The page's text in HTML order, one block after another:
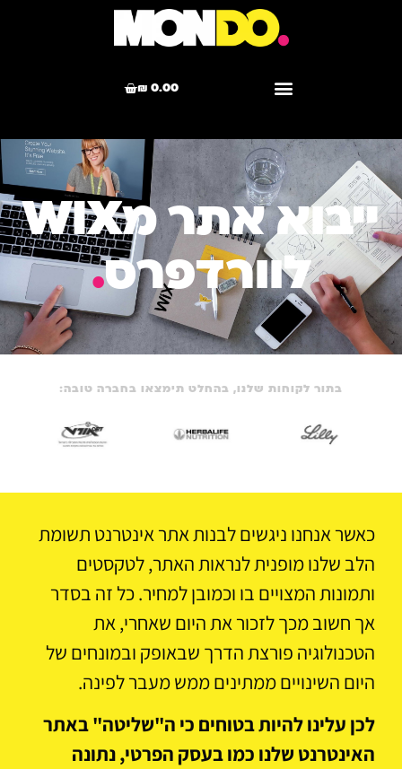
₪ 0.00
ייבוא אתר מWIX
לוורדפרס.
כאשר אנחנו ניגשים לבנות אתר אינטרנט תשומת
הלב שלנו מופנית לנראות האתר, לטקסטים
ותמונות המצויים בו וכמובן למחיר. כל זה בסדר
אך חשוב מכך לזכור את היום שאחרי, את
הטכנולוגיה פורצת הדרך שבאופק ובמונחים של
היום השינויים ממתינים ממש מעבר לפינה.
לכן עלינו להיות בטוחים כי ה"שליטה" באתר
האינטרנט שלנו כמו בעסק הפרטי, נתונה